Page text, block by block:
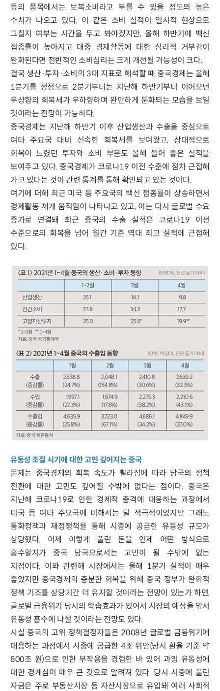
등의 품목에서는 보복소비라고 부를 수 있을 정도의 높은
수치가 나오고 있다. 이 같은 소비 실적이 일시적 현상으로
그칠지 여부는 시간을 두고 봐야겠지만, 올해 하반기에 백신
접종률이 높아지고 대중 경제활동에 대한 심리적 거부감이
완화된다면 전반적인 소비심리는 크게 개선될 가능성이 크다.
결국 생산·투자·소비의 3대 지표로 해석할 때 중국경제는 올해
1분기를 정점으로 2분기부터는 지난해 하반기부터 이어오던
우상향의 회복세가 우하향하며 완만하게 둔화되는 모습을 보일
것이라는 전망이 가능하다.
중국경제는 지난해 하반기 이후 산업생산과 수출을 중심으로
여타 주요국 대비 신속한 회복세를 보여왔고, 상대적으로
회복이 느렸던 투자와 소비 부문도 올해 들어 좋은 실적을
보여주고 있다. 중국경제가 코로나19 이전 수준에 점차 근접해
가고 있다는 것이 관련 통계를 통해 확인되고 있는 것이다.
여기에 더해 최근 미국 등 주요국의 백신 접종률이 상승하면서
경제활동 재개 움직임이 나타나고 있고, 이는 다시 글로벌 수요
증가로 연결돼 최근 중국의 수출 실적은 코로나19 이전
수준으로의 회복을 넘어 월간 기준 역대 최고 실적에 근접해
있다.
유동성 조절 시기에 대한 고민 깊어지는 중국
문제는 중국경제의 회복 속도가 빨라짐에 따라 당국의 정책
전환에 대한 고민도 깊어질 수밖에 없다는 점이다. 중국은
지난해 코로나19로 인한 경제적 충격에 대응하는 과정에서
미국 등 여타 주요국에 비해서는 덜 적극적이었지만 그래도
통화정책과 재정정책을 통해 시중에 공급한 유동성 규모가
상당했다. 이제 이렇게 풀린 돈을 언제 어떤 방식으로
흡수할지가 중국 당국으로서는 고민이 될 수밖에 없는
지점이다. 이와 관련해 시장에서는 올해 1분기 실적이 매우
좋았지만 중국경제의 충분한 회복을 위해 중국 정부가 완화적
정책 기조를 상당기간 더 유지할 것이라는 전망이 있는가 하면,
글로벌 금융위기 당시의 학습효과가 있어서 시장의 예상을 앞서
유동성 흡수에 나설 것이라는 전망도 있다.
사실 중국의 고위 정책결정자들은 2008년 글로벌 금융위기에
대응하는 과정에서 시중에 공급한 4조 위안(당시 환율 기준 약
800조 원)으로 인한 부작용을 경험한 바 있어 과잉 유동성에
대한 경계심이 매우 큰 것으로 알려져 있다. 당시 시중에 풀린
자금은 주로 부동산시장 등 자산시장으로 유입돼 여러 사회적